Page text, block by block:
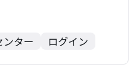
ンター ログイン